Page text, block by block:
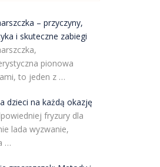
– przyczyny,
i skuteczne zabiegi
pionowa
to jeden z …
dzieci na każdą okazję
fryzury dla
lada wyzwanie,
…